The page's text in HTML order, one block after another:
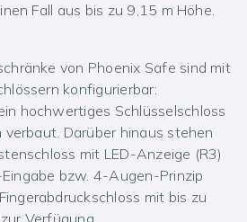
Fall aus bis zu 9,15 m Höhe.
von Phoenix Safe sind mit
konfigurierbar:
hochwertiges Schlüsselschloss
verbaut. Darüber hinaus stehen
mit LED-Anzeige (R3)
bzw. 4-Augen-Prinzip
mit bis zu